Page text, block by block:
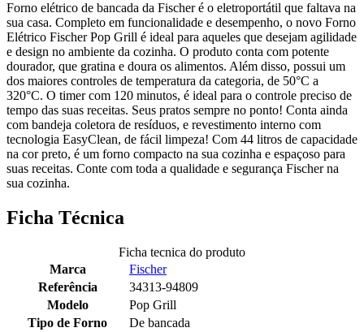
Forno elétrico de bancada da Fischer é o eletroportátil que faltava na
sua casa. Completo em funcionalidade e desempenho, o novo Forno
Elétrico Fischer Pop Grill é ideal para aqueles que desejam agilidade
e design no ambiente da cozinha. O produto conta com potente
dourador, que gratina e doura os alimentos. Além disso, possui um
dos maiores controles de temperatura da categoria, de 50°C a
320°C. O timer com 120 minutos, é ideal para o controle preciso de
tempo das suas receitas. Seus pratos sempre no ponto! Conta ainda
com bandeja coletora de resíduos, e revestimento interno com
tecnologia EasyClean, de fácil limpeza! Com 44 litros de capacidade
na cor preto, é um forno compacto na sua cozinha e espaçoso para
suas receitas. Conte com toda a qualidade e segurança Fischer na
sua cozinha.
Ficha Técnica
Ficha tecnica do produto
Marca
Fischer
Referência
34313-94809
Modelo
Pop Grill
Tipo de Forno
De bancada